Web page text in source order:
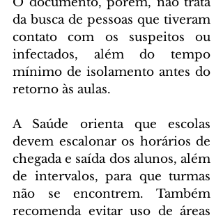
da busca de pessoas que tiveram
contato com os suspeitos ou
infectados, além do tempo
mínimo de isolamento antes do
retorno às aulas.
A Saúde orienta que escolas
devem escalonar os horários de
chegada e saída dos alunos, além
de intervalos, para que turmas
não se encontrem. Também
recomenda evitar uso de áreas